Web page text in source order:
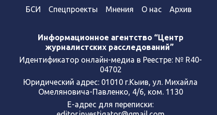
БСИ
Спецпроекты Мнения О нас Архив
Информационное агентство “Центр
журналистских расследований”
Идентификатор онлайн-медиа в Реестре: № R40-
04702
Юридический адрес: 01010 г.Кыив, ул. Михайла
Омеляновича-Павленко, 4/6, ком. 1130
Е-адрес для переписки: